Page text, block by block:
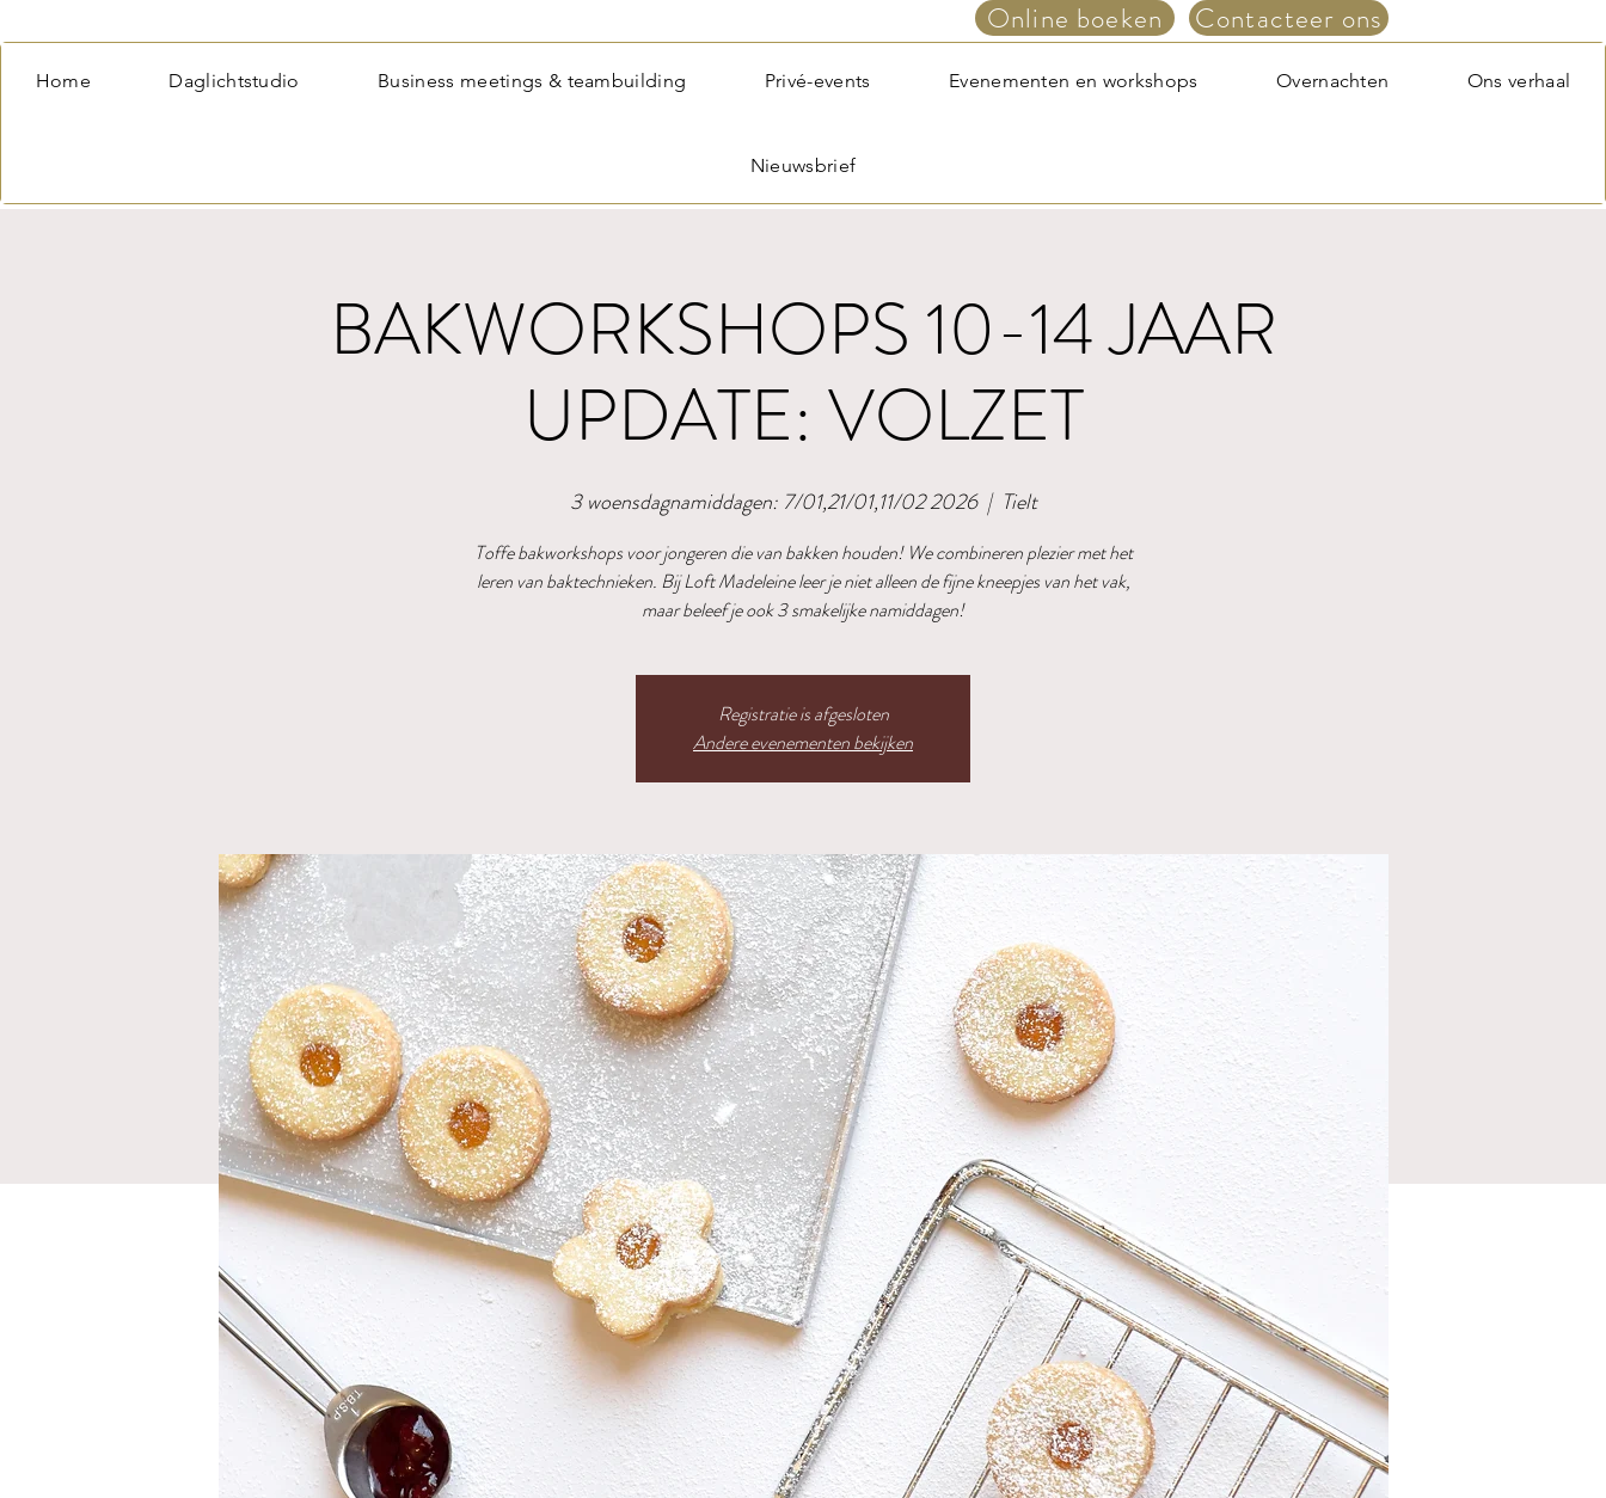
Online boeken Contacteer ons
Home Daglichtstudio Business meetings & teambuilding Privé-events Evenementen en workshops Overnachten Ons verhaal
Nieuwsbrief
BAKWORKSHOPS 10-14 JAAR
UPDATE: VOLZET
3 woensdagnamiddagen: 7/01,21/01,11/02 2026
  |
Tielt
Toffe bakworkshops voor jongeren die van bakken houden! We combineren plezier met het
leren van baktechnieken. Bij Loft Madeleine leer je niet alleen de fijne kneepjes van het vak,
maar beleef je ook 3 smakelijke namiddagen!
Registratie is afgesloten
Andere evenementen bekijken